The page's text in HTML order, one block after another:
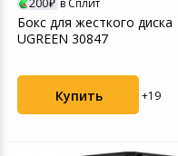
200 в Сплит
Бокс для жесткого диска
UGREEN 30847
Купить +19